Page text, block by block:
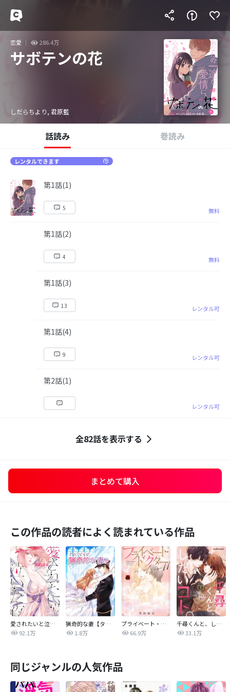
恋愛 286.4万
サボテンの花
しだらちより, 君原藍
話読み 巻読み
レンタルできます
第1話(1)
5 無料
第1話(2)
4 無料
第1話(3)
13 レンタル可
第1話(4)
9 レンタル可
第2話(1)
レンタル可
全82話を表示する
まとめて購入
この作品の読者によく読まれている作品
愛されたいと泣いた夜
92.1万
猟奇的な妻【タテヨミ】
1.8万
プライベート・ドクター
66.9万
千尋くんと、したいコト。
33.1万
同じジャンルの人気作品